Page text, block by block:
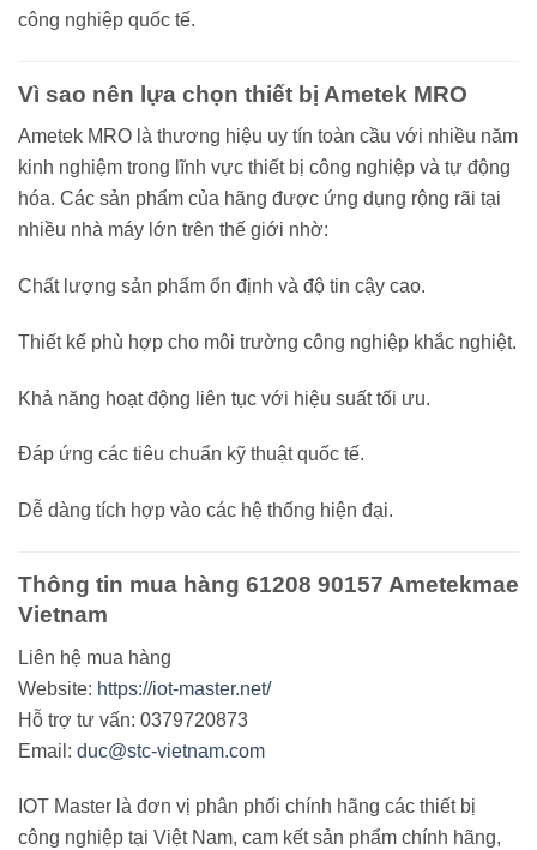
công nghiệp quốc tế.
Vì sao nên lựa chọn thiết bị Ametek MRO
Ametek MRO là thương hiệu uy tín toàn cầu với nhiều năm
kinh nghiệm trong lĩnh vực thiết bị công nghiệp và tự động
hóa. Các sản phẩm của hãng được ứng dụng rộng rãi tại
nhiều nhà máy lớn trên thế giới nhờ:
Chất lượng sản phẩm ổn định và độ tin cậy cao.
Thiết kế phù hợp cho môi trường công nghiệp khắc nghiệt.
Khả năng hoạt động liên tục với hiệu suất tối ưu.
Đáp ứng các tiêu chuẩn kỹ thuật quốc tế.
Dễ dàng tích hợp vào các hệ thống hiện đại.
Thông tin mua hàng 61208 90157 Ametekmae
Vietnam
Liên hệ mua hàng
Website: https://iot-master.net/
Hỗ trợ tư vấn: 0379720873
Email: duc@stc-vietnam.com
IOT Master là đơn vị phân phối chính hãng các thiết bị
công nghiệp tại Việt Nam, cam kết sản phẩm chính hãng,